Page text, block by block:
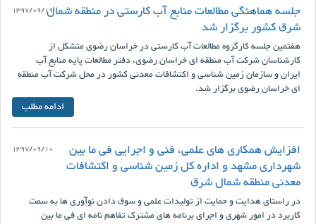
جلسه هماهنگی مطالعات منابع آب کارستی در منطقه شمال
شرق کشور برگزار شد
هفتمین جلسه کارگروه مطالعات آب کارستی در خراسان رضوی متشکل از
کارشناسان شرکت آب منطقه ای خراسان رضوی، دفتر مطالعات پایه منابع آب
ایران و سازمان زمین شناسی و اکتشافات معدنی کشور در محل شرکت آب منطقه
ای خراسان رضوی برگزار شد.
ادامه مطلب
1397/09/19
افزایش همکاری های علمی، فنی و اجرایی فی ما بین
شهرداری مشهد و اداره کل زمین شناسی و اکتشافات
معدنی منطقه شمال شرق
در راستای هدایت و حمایت از تولیدات علمی و سوق دادن نوآوری ها به سمت
کاربرد در امور شهری و اجرای برنامه های مشترک تفاهم نامه ای فی ما بین
1397/09/10